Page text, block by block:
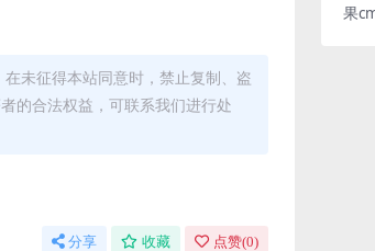
未征得本站同意时，禁止复制、盗
的合法权益，可联系我们进行处
分享 收藏 点赞(0)
果